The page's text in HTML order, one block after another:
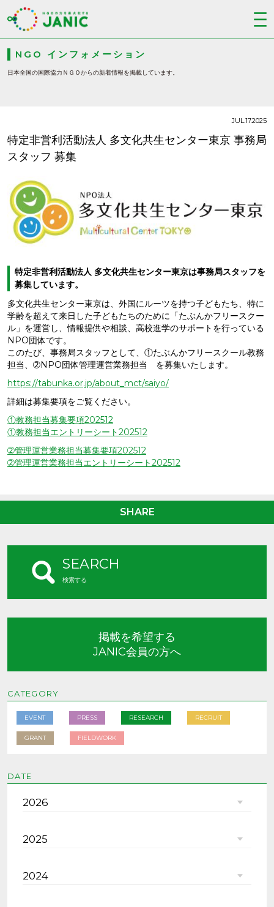
NGO インフォメーション
日本全国の国際協力ＮＧＯからの新着情報を掲載しています。
特定非営利活動法人 多文化共生センター東京 事務局
スタッフ 募集
JUL.17.2025
特定非営利活動法人 多文化共生センター東京は事務局スタッフを
募集しています。
多文化共生センター東京は、外国にルーツを持つ子どもたち、特に
学齢を超えて来日した子どもたちのために「たぶんかフリースクー
ル」を運営し、情報提供や相談、高校進学のサポートを行っている
NPO団体です。
このたび、事務局スタッフとして、①たぶんかフリースクール教務
担当、➁NPO団体管理運営業務担当 を募集いたします。
https://tabunka.or.jp/about_mct/saiyo/
詳細は募集要項をご覧ください。
①教務担当募集要項202512
①教務担当エントリーシート202512
➁管理運営業務担当募集要項202512
➁管理運営業務担当エントリーシート202512
SHARE
SEARCH
検索する
掲載を希望する
JANIC会員の方へ
CATEGORY
EVENT PRESS RESEARCH RECRUIT
GRANT FIELDWORK
DATE
2026
2025
2024